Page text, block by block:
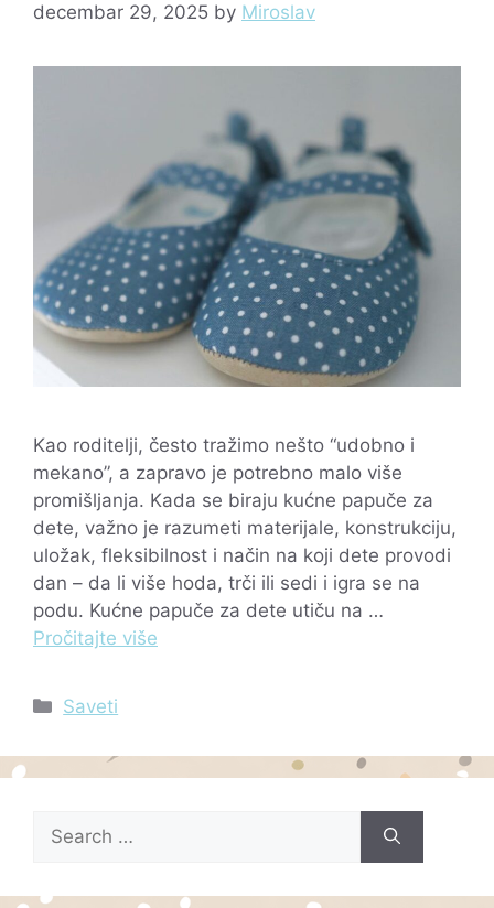
decembar 29, 2025 by Miroslav
Kao roditelji, često tražimo nešto “udobno i
mekano”, a zapravo je potrebno malo više
promišljanja. Kada se biraju kućne papuče za
dete, važno je razumeti materijale, konstrukciju,
uložak, fleksibilnost i način na koji dete provodi
dan – da li više hoda, trči ili sedi i igra se na
podu. Kućne papuče za dete utiču na …
Pročitajte više
Categories
Saveti
Search
for: